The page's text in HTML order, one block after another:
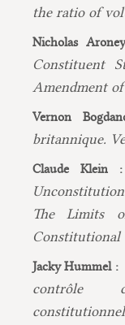
the ratio of
Nicholas
Constituent
Amendment
Vernon
britannique.
Claude Klein
The Limits
Constitutional
Jacky Hummel :
contrôle